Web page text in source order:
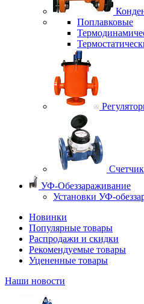
Поплавковые
УФ-Обеззараживание
Установки УФ-
Новинки
Популярные товары
Распродажи и скидки
Рекомендуемые товары
Уцененные товары
Наши новости